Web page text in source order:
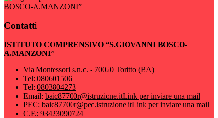
BOSCO-A.MANZONI”
Contatti
ISTITUTO COMPRENSIVO “S.GIOVANNI BOSCO-
A.MANZONI”
Via Montessori s.n.c. - 70020 Toritto (BA)
Tel: 080601506
Tel: 0803804273
Email: baic87700r@istruzione.itLink per inviare una mail
PEC: baic87700r@pec.istruzione.itLink per inviare una mail
C.F.: 93423090724